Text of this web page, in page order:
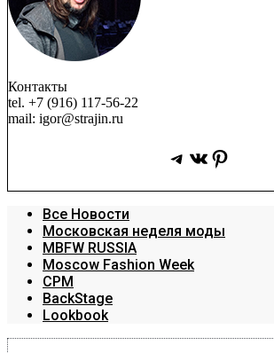
Контакты
tel. +7 (916) 117-56-22
mail: igor@strajin.ru
Telegram
ВКонтакте
Pinterest
Все Новости
Московская неделя моды
MBFW RUSSIA
Moscow Fashion Week
CPM
BackStage
Lookbook